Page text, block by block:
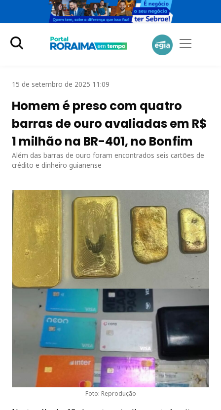
15 de setembro de 2025 11:09
Homem é preso com quatro
barras de ouro avaliadas em R$
1 milhão na BR-401, no Bonfim
Além das barras de ouro foram encontrados seis cartões de
crédito e dinheiro guianense
Foto: Reprodução